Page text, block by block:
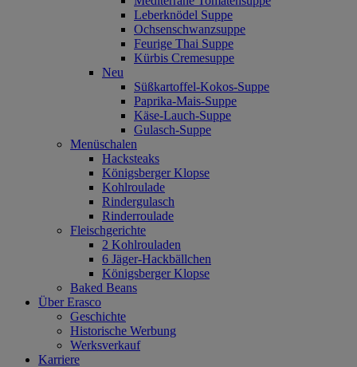
Leberknödel Suppe
Ochsenschwanzsuppe
Feurige Thai Suppe
Kürbis Cremesuppe
Neu
Süßkartoffel‐Kokos‐Suppe
Paprika‐Mais‐Suppe
Käse‐Lauch‐Suppe
Gulasch‐Suppe
Menüschalen
Hacksteaks
Königsberger Klopse
Kohlroulade
Rindergulasch
Rinderroulade
Fleischgerichte
2 Kohlrouladen
6 Jäger-Hackbällchen
Königsberger Klopse
Baked Beans
Über Erasco
Geschichte
Historische Werbung
Werksverkauf
Karriere